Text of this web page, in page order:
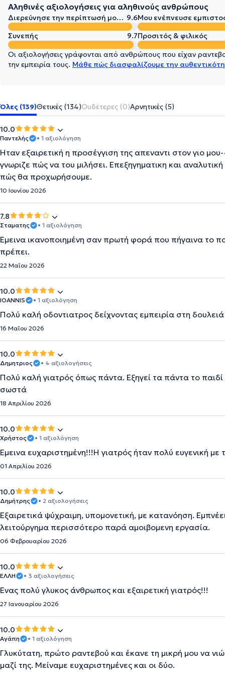
Αληθινές αξιολογήσεις για αληθινούς ανθρώπους
Διερεύνησε την περίπτωσή μου σε βάθος 9.6Μου ενέπνευσε
Συνεπής
9.7Προσιτός & φιλικός
Οι αξιολογήσεις γράφονται από ανθρώπους που είχαν
την εμπειρία τους. Μάθε πώς διασφαλίζουμε την
Όλες (139)Θετικές (134)Ουδέτερες (0)Αρνητικές (5)
10.0
Παντελής • 1 αξιολόγηση
Ήταν εξαιρετική η προσέγγιση της απεναντι στον γιο
γνωριζε πώς να του μιλήσει. Επεξηγηματικη και
πώς θα προχωρήσουμε.
10 Ιουνίου 2026
7.8
Σταματης • 1 αξιολόγηση
Έμεινα ικανοποιημένη σαν πρωτή φορά που πήγαινα το
πρέπει.
22 Μαΐου 2026
10.0
IOANNIS • 1 αξιολόγηση
Πολύ καλή οδοντιατρος δείχνοντας εμπειρία στη
16 Μαΐου 2026
10.0
Δημητριος • 4 αξιολογήσεις
Πολύ καλή γιατρός όπως πάντα. Εξηγεί τα πάντα το
σωστά
18 Απριλίου 2026
10.0
Χρήστος • 1 αξιολόγηση
Έμεινα ευχαριστημένη!!!Η γιατρός ήταν πολύ ευγενική με
01 Απριλίου 2026
10.0
Δημήτρης • 2 αξιολογήσεις
Εξαιρετικά ψύχραιμη, υπομονετική, με κατανόηση.
λειτούργημα περισσότερο παρά αμοιβομενη εργασία.
06 Φεβρουαρίου 2026
10.0
ΕΛΛΗ • 3 αξιολογήσεις
Ένας πολύ γλυκος άνθρωπος και εξαιρετική γιατρός!!!
27 Ιανουαρίου 2026
10.0
Αγάπη • 1 αξιολόγηση
Γλυκύτατη, πρώτο ραντεβού και έκανε τη μικρή μου να
μαζί της. Μείναμε ευχαριστημένες και οι δύο.